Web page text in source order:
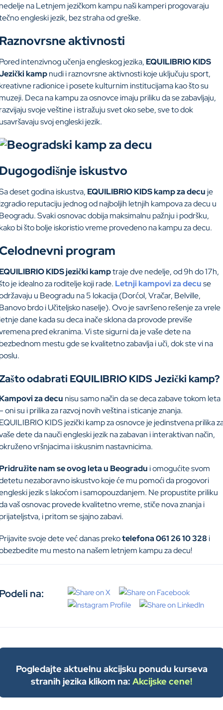
na Letnjem jezičkom kampu naši kamperi progovaraju
engleski jezik, bez straha od greške.
aktivnosti
intenzivnog učenja engleskog jezika, EQUILIBRIO KIDS
kampnudi i raznovrsne aktivnosti koje uključuju sport,
radionice i posete kulturnim institucijama kao što su
Deca na kampu za osnovce imaju priliku da se zabavljaju,
svoje veštine i istražuju svet oko sebe, sve to dok
svoj engleski jezik.
iskustvo
deset godina iskustva, EQUILIBRIO KIDSkamp za decu je
reputaciju jednog od najboljih letnjih kampova za decu u
Svaki osnovac dobija maksimalnu pažnju i podršku,
bi što bolje iskoristio vreme provedeno na kampu za decu.
program
KIDS jezički kamptraje dve nedelje, od 9h do 17h,
je idealno za roditelje koji rade. Letnji kampovi za decuse
u Beogradu na 5 lokacija (Dorćol, Vračar, Belville,
brdo i Učiteljsko naselje). Ovo je savršeno rešenje za vrele
dane kada su deca inače sklona da provode previše
pred ekranima. Vi ste sigurni da je vaše dete na
mestu gde se kvalitetno zabavlja i uči, dok ste vi na
odabrati EQUILIBRIO KIDS Jezički kamp?
za decu nisu samo način da se deca zabave tokom leta
oni su i prilika za razvoj novih veština i sticanje znanja.
KIDS jezički kamp za osnovce je jedinstvena prilika
dete da nauči engleski jezik na zabavan i interaktivan način,
vršnjacima i iskusnim nastavnicima.
nam se ovog leta u Beogradu i omogućite svom
nezaboravno iskustvo koje će mu pomoći da progovori
jezik s lakoćom i samopouzdanjem. Ne propustite priliku
vaš osnovac provede kvalitetno vreme, stiče nova znanja i
i pritom se sjajno zabavi.
svoje dete već danas prekotelefona 061 26 10 328 i
mu mesto na našem letnjem kampu za decu!
na:
Pogledajte aktuelnu akcijsku ponudu kurseva
stranih jezika klikom na: Akcijske cene!